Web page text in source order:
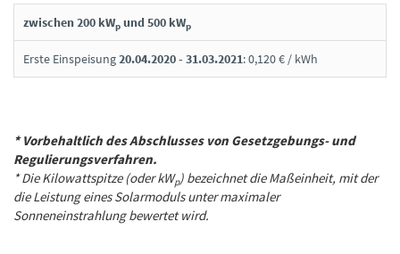
zwischen 200 kWp und 500 kWp
Erste Einspeisung20.04.2020 - 31.03.2021: 0,120 € / kWh
* Vorbehaltlich des Abschlusses von Gesetzgebungs- und
Regulierungsverfahren.
*Die Kilowattspitze (oder kWp) bezeichnet die Maßeinheit, mit der
die Leistung eines Solarmoduls unter maximaler
Sonneneinstrahlung bewertet wird.